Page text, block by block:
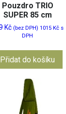
Pouzdro TRIO
SUPER 85 cm
Kč (bez DPH)1015 Kč s
DPH
Přidat do košíku